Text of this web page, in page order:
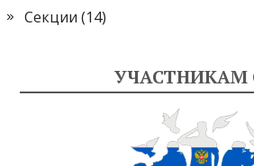
Секции (14)
УЧАСТНИКАМ